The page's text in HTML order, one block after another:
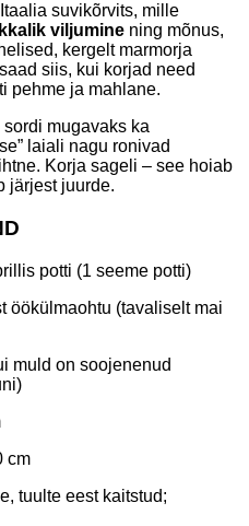
suvikõrvits, mille
viljumine ning mõnus,
kergelt marmorja
siis, kui korjad need
pehme ja mahlane.
mugavaks ka
laiali nagu ronivad
Korja sageli – see hoiab
järjest juurde.
potti (1 seeme potti)
öökülmaohtu (tavaliselt mai
muld on soojenenud
cm
tuulte eest kaitstud;